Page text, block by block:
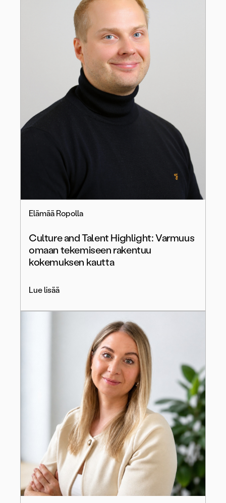
Elämää Ropolla
Culture and Talent Highlight: Varmuus
omaan tekemiseen rakentuu
kokemuksen kautta
Lue lisää